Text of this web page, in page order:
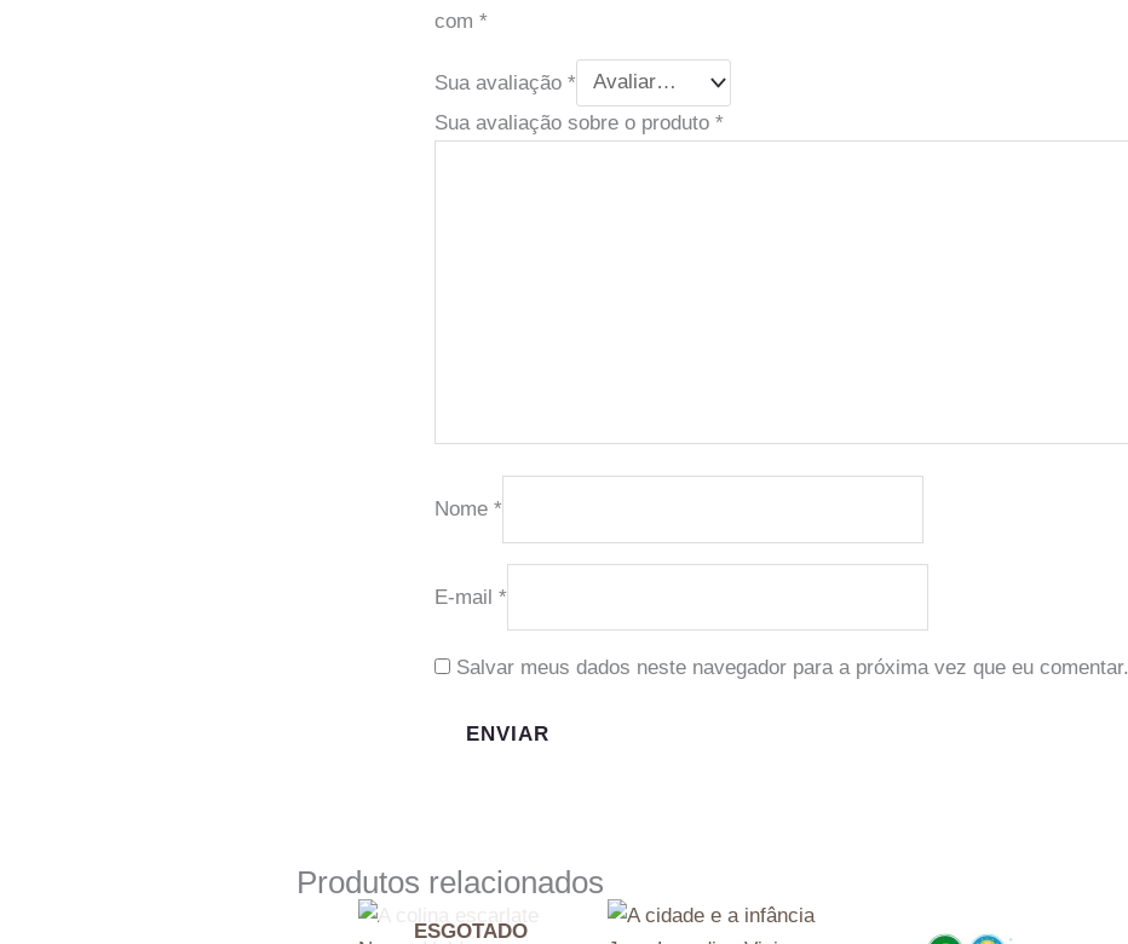
com *
Sua avaliação *
Sua avaliação sobre o produto *
Nome *
E-mail *
Salvar meus dados neste navegador para a próxima vez que eu comentar.
Produtos relacionados
ESGOTADO